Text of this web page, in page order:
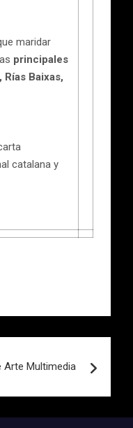
maridar
principales
Rías Baixas,
catalana y
Arte Multimedia